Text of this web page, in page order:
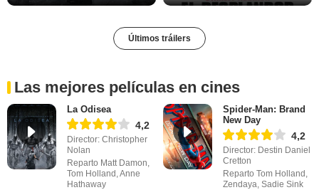
Últimos tráilers
Las mejores películas en cines
La Odisea
4,2
Director: Christopher
Nolan
Reparto Matt Damon,
Tom Holland, Anne
Hathaway
Spider-Man: Brand
New Day
4,2
Director: Destin Daniel
Cretton
Reparto Tom Holland,
Zendaya, Sadie Sink